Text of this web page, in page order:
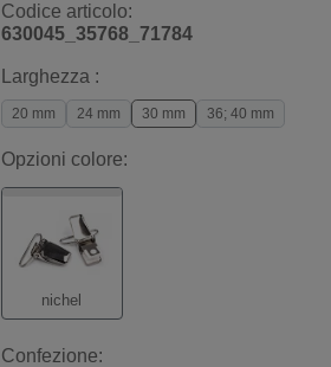
Codice articolo:
630045_35768_71784
Larghezza :
20 mm 24 mm 30 mm 36; 40 mm
Opzioni colore:
nichel
Confezione: